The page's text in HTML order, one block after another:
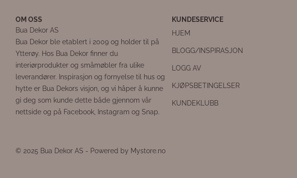
OM OSS
Bua Dekor AS
Bua Dekor ble etablert i 2009 og holder til på
Ytterøy. Hos Bua Dekor finner du
interiørprodukter og småmøbler fra ulike
leverandører. Inspirasjon og fornyelse til hus og
hytte er Bua Dekors visjon, og vi håper å kunne
gi deg som kunde dette både gjennom vår
nettside og på Facebook, Instagram og Snap.
© 2025 Bua Dekor AS - Powered by Mystore.no
KUNDESERVICE
HJEM
BLOGG/INSPIRASJON
LOGG AV
KJØPSBETINGELSER
KUNDEKLUBB